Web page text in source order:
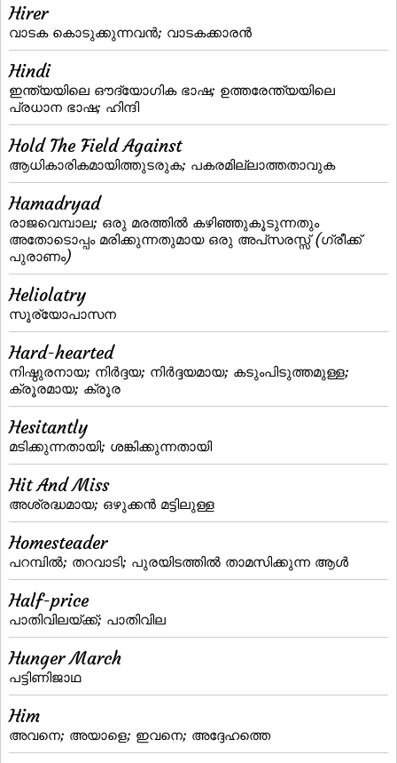
Hirer
വാടക കൊടുക്കുന്നവന്‍; വാടകക്കാരന്‍
Hindi
ഇന്ത്യയിലെ ഔദ്യോഗിക ഭാഷ; ഉത്തരേന്ത്യയിലെ
പ്രധാന ഭാഷ; ഹിന്ദി
Hold The Field Against
ആധികാരികമായിത്തുടരുക; പകരമില്ലാത്തതാവുക
Hamadryad
രാജവെമ്പാല; ഒരു മരത്തില്‍ കഴിഞ്ഞുകൂടുന്നതും
അതോടൊപ്പം മരിക്കുന്നതുമായ ഒരു അപ്‌സരസ്സ്‌ (ഗ്രീക്ക്‌
പുരാണം)
Heliolatry
സൂര്യോപാസന
Hard-hearted
നിഷ്ഠുരനായ; നിര്‍ദ്ദയ; നിര്‍ദ്ദയമായ; കടുംപിടുത്തമുള്ള;
ക്രൂരമായ; ക്രൂര
Hesitantly
മടിക്കുന്നതായി; ശങ്കിക്കുന്നതായി
Hit And Miss
അശ്രദ്ധമായ; ഒഴുക്കന്‍ മട്ടിലുള്ള
Homesteader
പറമ്പില്‍; തറവാടി; പുരയിടത്തില്‍ താമസിക്കുന്ന ആള്‍
Half-price
പാതിവിലയ്‌ക്ക്‌; പാതിവില
Hunger March
പട്ടിണിജാഥ
Him
അവനെ; അയാളെ; ഇവനെ; അദ്ദേഹത്തെ